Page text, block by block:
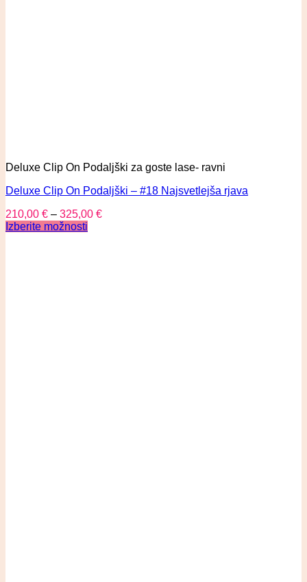
Deluxe Clip On Podaljški za goste lase- ravni
Deluxe Clip On Podaljški – #18 Najsvetlejša rjava
210,00 € – 325,00 €
Izberite možnosti